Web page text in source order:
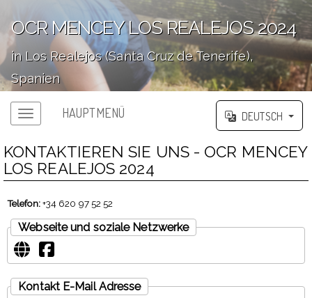
OCR MENCEY LOS REALEJOS 2024
in Los Realejos (Santa Cruz de Tenerife),
Spanien
';
HAUPTMENÜ DEUTSCH
KONTAKTIEREN SIE UNS - OCR MENCEY
LOS REALEJOS 2024
Telefon:+34 620 97 52 52
Webseite und soziale Netzwerke
Kontakt E-Mail Adresse